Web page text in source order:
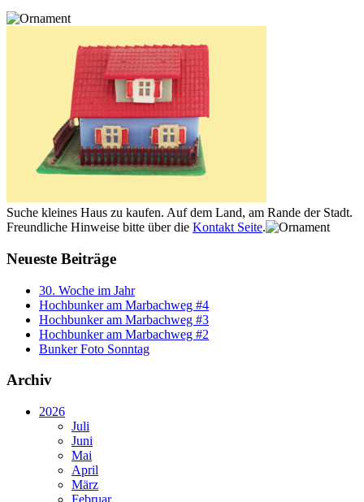
Suche kleines Haus zu kaufen. Auf dem Land, am Rande der Stadt.
Freundliche Hinweise bitte über die Kontakt Seite.
Neueste Beiträge
30. Woche im Jahr
Hochbunker am Marbachweg #4
Hochbunker am Marbachweg #3
Hochbunker am Marbachweg #2
Bunker Foto Sonntag
Archiv
2026
Juli
Juni
Mai
April
März
Februar